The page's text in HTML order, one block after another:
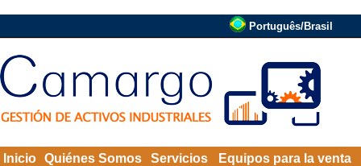
Português/Brasil
Inicio Quiénes Somos Servicios Equipos para la venta